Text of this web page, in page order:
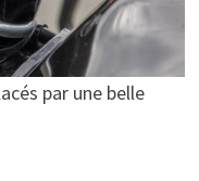
par une belle